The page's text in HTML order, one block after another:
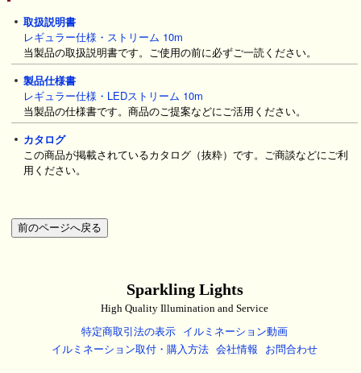
取扱説明書
レギュラー仕様・ストリーム 10m
当製品の取扱説明書です。ご使用の前に必ずご一読ください。
製品仕様書
レギュラー仕様・LEDストリーム 10m
当製品の仕様書です。商品のご提案などにご活用ください。
カタログ
この商品が掲載されているカタログ（抜粋）です。ご商談などにご利
用ください。
Sparkling Lights
High Quality Illumination and Service
特定商取引法の表示 イルミネーション動画
イルミネーション取付・購入方法 会社情報 お問合わせ